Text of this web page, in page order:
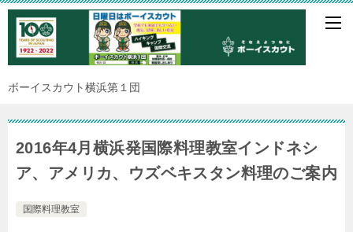
ボーイスカウト横浜第１団
2016年4月横浜発国際料理教室インドネシ
ア、アメリカ、ウズベキスタン料理のご案内
国際料理教室